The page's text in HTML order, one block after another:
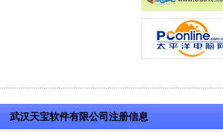
武汉天宝软件有限公司注册信息